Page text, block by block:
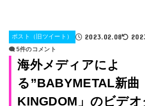
ポスト（旧ツイート） 2023.02.08
5件のコメント
海外メディアによ
る”BABYMETAL新曲
KINGDOM」のビデ